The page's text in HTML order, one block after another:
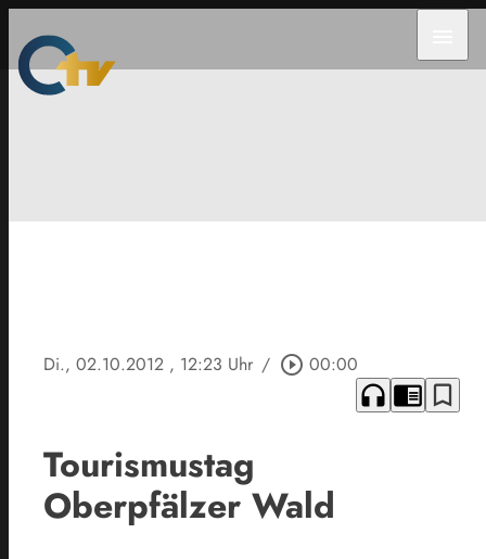
Di., 02.10.2012 , 12:23 Uhr / play_circle_outline 00:00
headphones chrome_reader_mode bookmark_border
Tourismustag
Oberpfälzer Wald